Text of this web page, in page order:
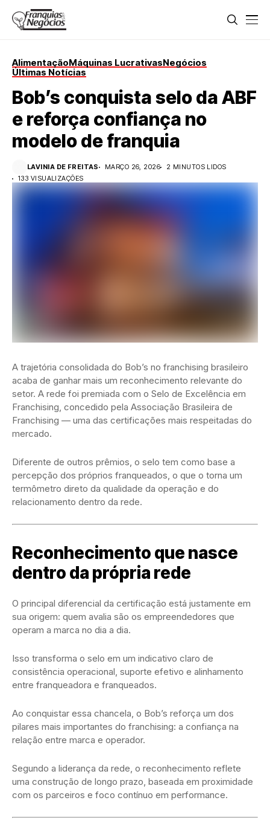
AlimentaçãoMáquinas LucrativasNegócios
Últimas Notícias
Bob’s conquista selo da ABF
e reforça confiança no
modelo de franquia
LAVINIA DE FREITAS MARÇO 26, 2026
2 MINUTOS LIDOS
133 VISUALIZAÇÕES
A trajetória consolidada do Bob’s no franchising brasileiro
acaba de ganhar mais um reconhecimento relevante do
setor. A rede foi premiada com o Selo de Excelência em
Franchising, concedido pela Associação Brasileira de
Franchising — uma das certificações mais respeitadas do
mercado.
Diferente de outros prêmios, o selo tem como base a
percepção dos próprios franqueados, o que o torna um
termômetro direto da qualidade da operação e do
relacionamento dentro da rede.
Reconhecimento que nasce
dentro da própria rede
O principal diferencial da certificação está justamente em
sua origem: quem avalia são os empreendedores que
operam a marca no dia a dia.
Isso transforma o selo em um indicativo claro de
consistência operacional, suporte efetivo e alinhamento
entre franqueadora e franqueados.
Ao conquistar essa chancela, o Bob’s reforça um dos
pilares mais importantes do franchising: a confiança na
relação entre marca e operador.
Segundo a liderança da rede, o reconhecimento reflete
uma construção de longo prazo, baseada em proximidade
com os parceiros e foco contínuo em performance.